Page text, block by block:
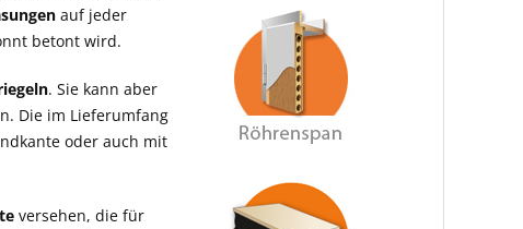
auf jeder
betont wird.
. Sie kann aber
Die im Lieferumfang
oder auch mit
versehen, die für